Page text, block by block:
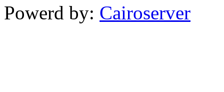
Powerd by: Cairoserver